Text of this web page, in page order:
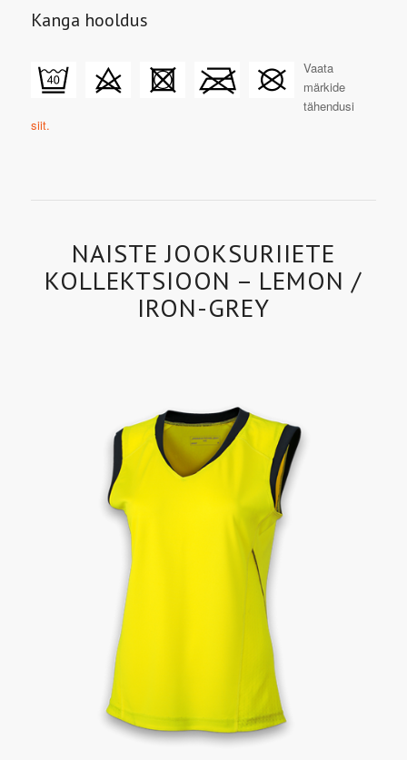
Kanga hooldus
Vaata
märkide
tähendusi
siit.
NAISTE JOOKSURIIETE
KOLLEKTSIOON – LEMON /
IRON-GREY